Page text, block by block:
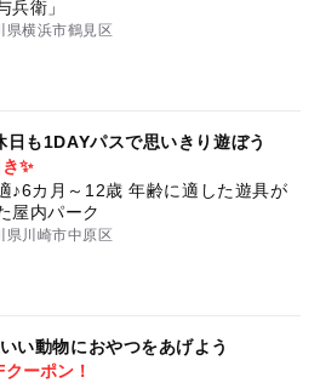
クアートワークショップの開催時
受付 14時30分）までになります。
が体験される場合は、保護者同伴を
布類、吸水性のあるものに付くと取
無水エタノールを使用するため、
のある方、アルコール臭に弱い方は
￥2,000
や技法によって変わります
ーム、15㎝定規、コースター、マグ
アルコールインクアート
ト協会ディプロマイザー彩樂灯
ークショップ ワークショップ
ショップ
兵衛」
県横浜市鶴見区
も1DAYパスで思いきり遊ぼう
✨
♪6カ月～12歳 年齢に適した遊具が
屋内パーク
県川崎市中原区
い動物におやつをあげよう
ーポン！